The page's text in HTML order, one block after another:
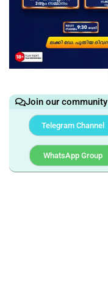
Join our community
Telegram Channel
WhatsApp Group